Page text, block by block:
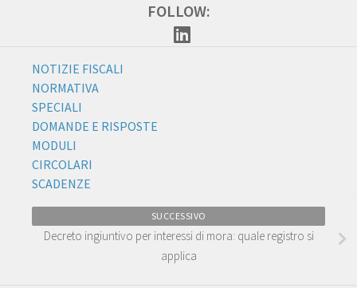
FOLLOW:
NOTIZIE FISCALI
NORMATIVA
SPECIALI
DOMANDE E RISPOSTE
MODULI
CIRCOLARI
SCADENZE
SUCCESSIVO
Decreto ingiuntivo per interessi di mora: quale registro si
applica